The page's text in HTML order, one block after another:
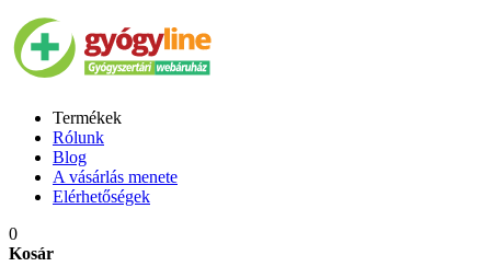
Termékek
Rólunk
Blog
A vásárlás menete
Elérhetőségek
0
Kosár